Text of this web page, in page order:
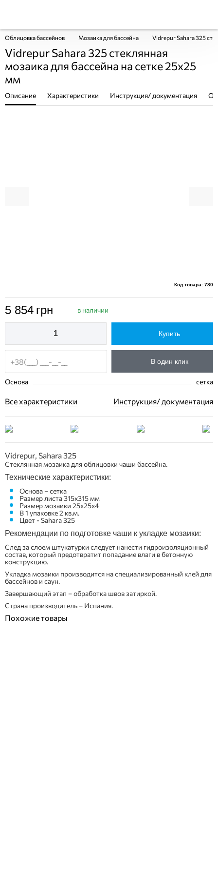
Облицовка бассейнов Мозаика для бассейна Vidrepur Sahara 325
Vidrepur Sahara 325 стеклянная
мозаика для бассейна на сетке 25х25
мм
Описание Характеристики Инструкция/ документация
Код товара: 780
5 854 грн в наличии
Купить
В один клик
Основа сетка
Все характеристики Инструкция/ документация
Vidrepur, Sahara 325
Стеклянная мозаика для облицовки чаши бассейна.
Технические характеристики:
Основа – сетка
Размер листа 315х315 мм
Размер мозаики 25х25х4
В 1 упаковке 2 кв.м.
Цвет - Sahara 325
Рекомендации по подготовке чаши к укладке мозаики:
След за слоем штукатурки следует нанести гидроизоляционный
состав, который предотвратит попадание влаги в бетонную
конструкцию.
Укладка мозаики производится на специализированный клей для
бассейнов и саун.
Завершающий этап – обработка швов затиркой.
Страна производитель – Испания.
Похожие товары